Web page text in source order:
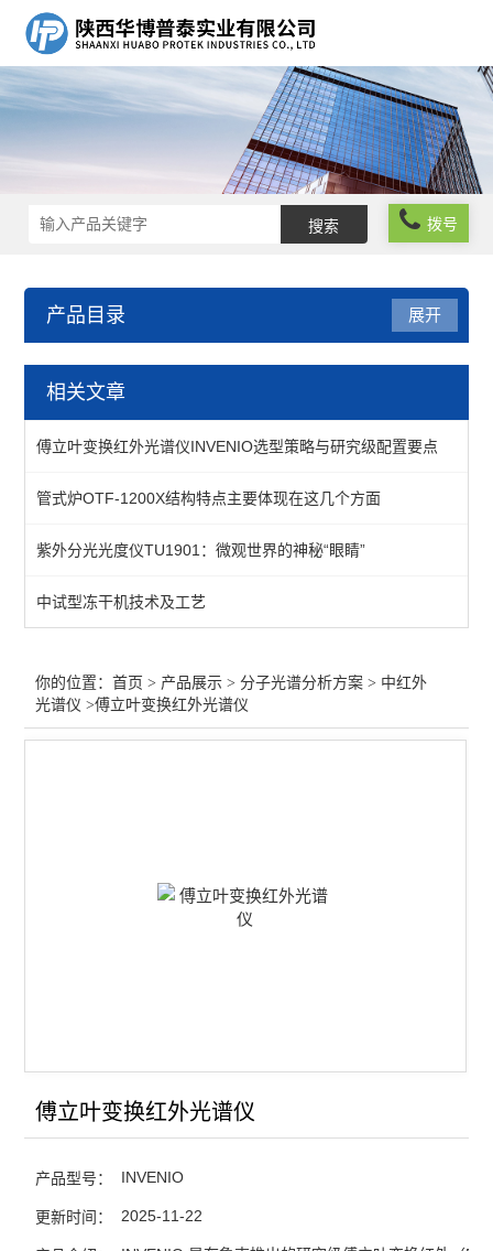
拨号
产品目录
分子光谱分析方案
展开
相关文章
傅立叶变换红外光谱仪INVENIO选型策略与研究级配置要点
管式炉OTF-1200X结构特点主要体现在这几个方面
紫外分光光度仪TU1901：微观世界的神秘“眼睛”
中试型冻干机技术及工艺
你的位置：首页 > 产品展示 >分子光谱分析方案 > 中红外
光谱仪 >傅立叶变换红外光谱仪
傅立叶变换红外光谱仪
产品型号： INVENIO
更新时间： 2025-11-22